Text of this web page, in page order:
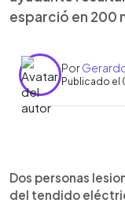
esparció en 200
Por
Publicado el
Dos personas
del tendido